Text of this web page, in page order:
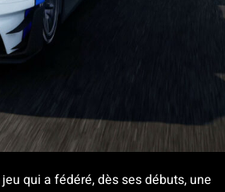
qui a fédéré, dès ses débuts, une